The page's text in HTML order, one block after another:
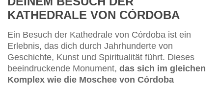
KATHEDRALE VON CÓRDOBA
Ein Besuch der Kathedrale von Córdoba ist ein
Erlebnis, das dich durch Jahrhunderte von
Geschichte, Kunst und Spiritualität führt. Dieses
beeindruckende Monument, das sich im gleichen
Komplex wie die Moschee von Córdoba